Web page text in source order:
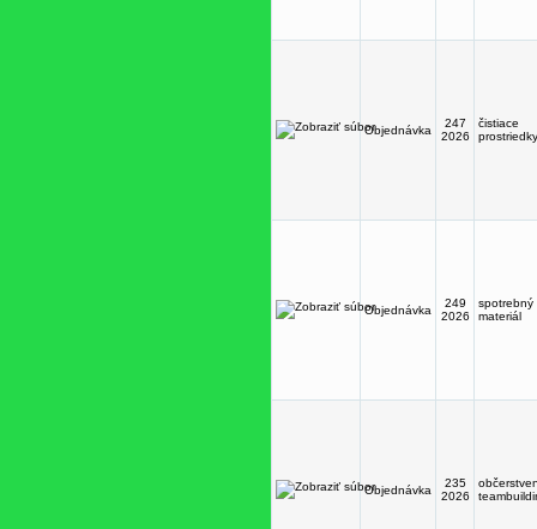
Objednávka
247
2026
čistiace
prostriedky
Objednávka
249
2026
spotrebný
materiál
Objednávka
235
2026